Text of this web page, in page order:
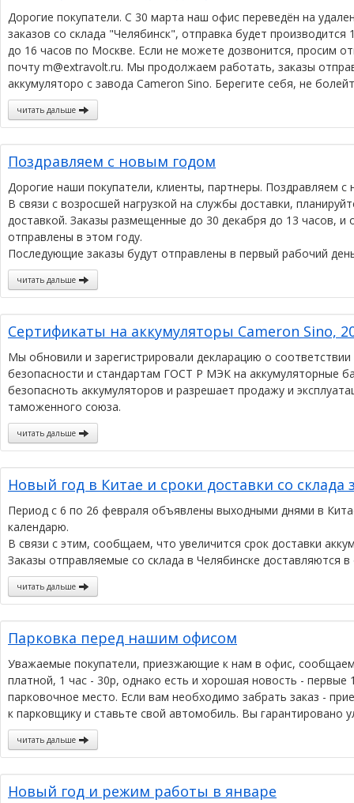
Дорогие покупатели. С 30 марта наш офис переведён на
заказов со склада "Челябинск", отправка будет
до 16 часов по Москве. Если не можете дозвонится, просим
почту m@extravolt.ru. Мы продолжаем работать, заказы
аккумуляторо с завода Cameron Sino. Берегите себя, не
читать дальше
Поздравляем с новым годом
Дорогие наши покупатели, клиенты, партнеры. Поздравляем
В связи с возросшей нагрузкой на службы доставки,
доставкой. Заказы размещенные до 30 декабря до 13 часов,
отправлены в этом году.
Последующие заказы будут отправлены в первый рабочий
читать дальше
Сертификаты на аккумуляторы Cameron Sino,
Мы обновили и зарегистрировали декларацию о
безопасности и стандартам ГОСТ Р МЭК на аккумуляторные
безопасноть аккумуляторов и разрешает продажу и
таможенного союза.
читать дальше
Новый год в Китае и сроки доставки со склада
Период с 6 по 26 февраля объявлены выходными днями в
календарю.
В связи с этим, сообщаем, что увеличится срок доставки
Заказы отправляемые со склада в Челябинске доставляются
читать дальше
Парковка перед нашим офисом
Уважаемые покупатели, приезжающие к нам в офис, сообщаем
платной, 1 час - 30р, однако есть и хорошая новость -
парковочное место. Если вам необходимо забрать заказ -
к парковщику и ставьте свой автомобиль. Вы гарантировано
читать дальше
Новый год и режим работы в январе